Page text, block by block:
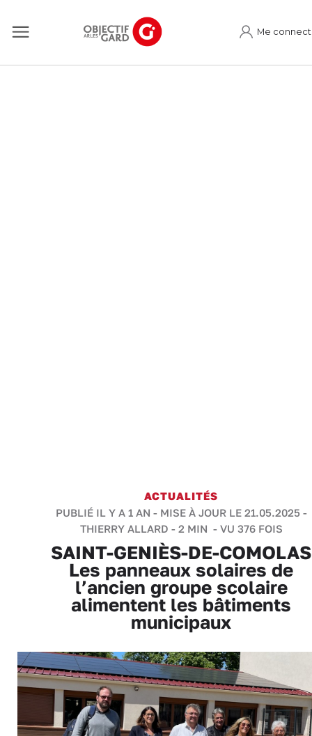
Me
ACTUALITÉS
PUBLIÉ IL Y A 1 AN - MISE À JOUR LE 21.05.2025 -
THIERRY ALLARD - 2 MIN - VU 376 FOIS
SAINT-GENIÈS-DE-COMOLAS
Les panneaux solaires de
l’ancien groupe scolaire
alimentent les bâtiments
municipaux